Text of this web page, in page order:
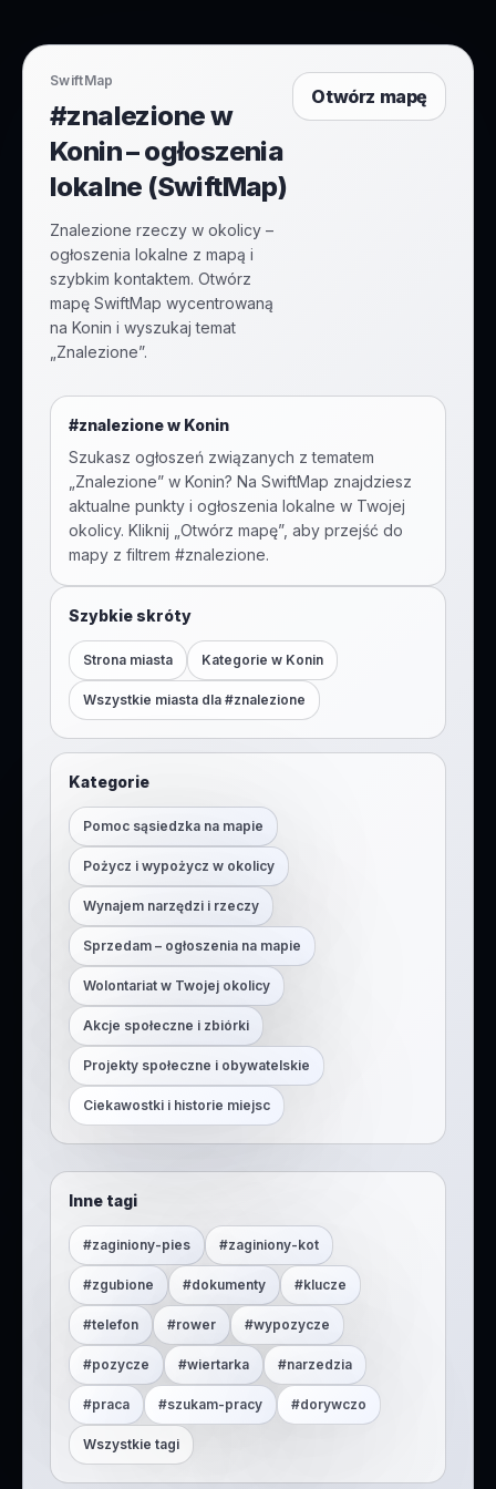
SwiftMap
#znalezione w
Konin – ogłoszenia
lokalne (SwiftMap)
Znalezione rzeczy w okolicy –
ogłoszenia lokalne z mapą i
szybkim kontaktem. Otwórz
mapę SwiftMap wycentrowaną
na Konin i wyszukaj temat
„Znalezione”.
Otwórz mapę
#znalezionew Konin
Szukasz ogłoszeń związanych z tematem
Znalezione” w Konin? Na SwiftMap znajdziesz
aktualne punkty i ogłoszenia lokalne w Twojej
okolicy. Kliknij „Otwórz mapę”, aby przejść do
mapy z filtrem #znalezione.
Szybkie skróty
Strona miasta Kategorie w Konin
Wszystkie miasta dla #znalezione
Kategorie
Pomoc sąsiedzka na mapie
Pożycz i wypożycz w okolicy
Wynajem narzędzi i rzeczy
Sprzedam – ogłoszenia na mapie
Wolontariat w Twojej okolicy
Akcje społeczne i zbiórki
Projekty społeczne i obywatelskie
Ciekawostki i historie miejsc
Inne tagi
#zaginiony-pies #zaginiony-kot
#zgubione #dokumenty #klucze
#telefon #rower #wypozycze
#pozycze #wiertarka #narzedzia
#praca #szukam-pracy #dorywczo
Wszystkie tagi